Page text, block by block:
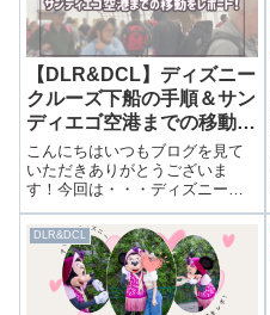
予約も可能！グ...
【DLR&DCL】ディズニー
クルーズ下船の手順＆サン
ディエゴ空港までの移動を
レポート！
こんにちはいつもブログを見て
いただきありがとうございま
す！今回は・・・ディズニーク
ルーズ下船の手順＆サンディエ
ゴ空港までの移動をレポート！
前回はクルーズ最後のイベント
を紹介しました。▶ ディズニー
クルーズ最後のイベント”Till We
DLR&DCL